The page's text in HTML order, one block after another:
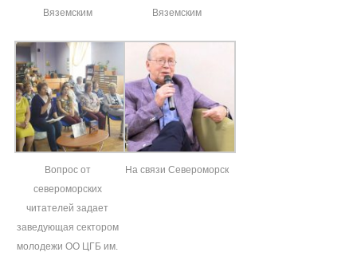
Вяземским
Вяземским
Вопрос от
североморских
читателей задает
заведующая сектором
молодежи ОО ЦГБ им.
На связи Североморск